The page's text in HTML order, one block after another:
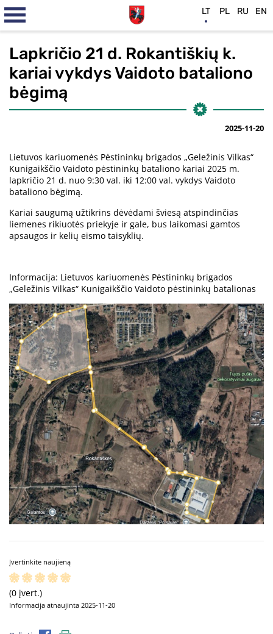
Lapkričio 21 d. Rokantiškių k.
kariai vykdys Vaidoto bataliono
bėgimą
2025-11-20
Lietuvos kariuomenės Pėstininkų brigados „Geležinis Vilkas“
Kunigaikščio Vaidoto pėstininkų bataliono kariai 2025 m.
lapkričio 21 d. nuo 9:30 val. iki 12:00 val. vykdys Vaidoto
bataliono bėgimą.
Kariai saugumą užtikrins dėvėdami šviesą atspindinčias
liemenes rikiuotės priekyje ir gale, bus laikomasi gamtos
apsaugos ir kelių eismo taisyklių.
Informacija: Lietuvos kariuomenės Pėstininkų brigados
„Geležinis Vilkas“ Kunigaikščio Vaidoto pėstininkų batalionas
Įvertinkite naujieną
(0 įvert.)
Informacija atnaujinta 2025-11-20
LT PL RU EN